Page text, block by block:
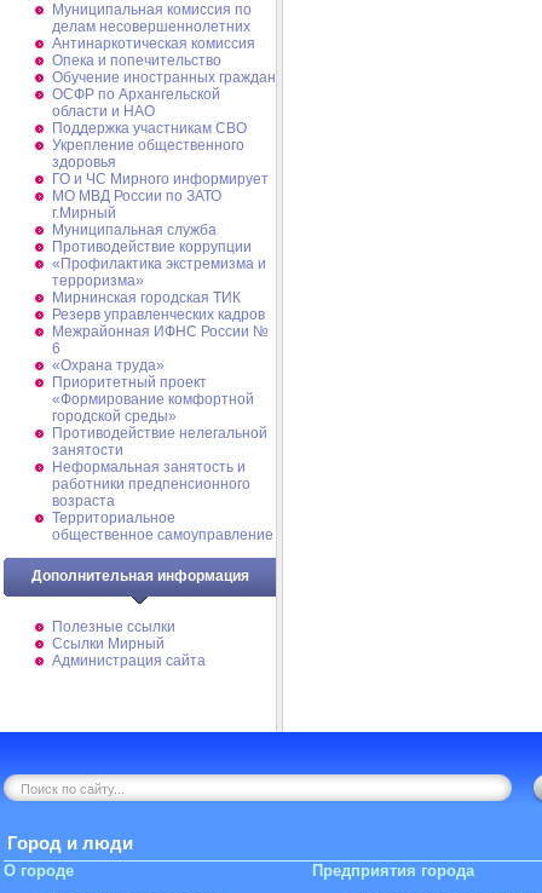
Муниципальная комиссия по
делам несовершеннолетних
Антинаркотическая комиссия
Опека и попечительство
Обучение иностранных граждан
ОСФР по Архангельской
области и НАО
Поддержка участникам СВО
Укрепление общественного
здоровья
ГО и ЧС Мирного информирует
МО МВД России по ЗАТО
г.Мирный
Муниципальная cлужба
Противодействие коррупции
«Профилактика экстремизма и
терроризма»
Мирнинская городская ТИК
Резерв управленческих кадров
Межрайонная ИФНС России №
6
«Охрана труда»
Приоритетный проект
«Формирование комфортной
городской среды»
Противодействие нелегальной
занятости
Неформальная занятость и
работники предпенсионного
возраста
Территориальное
общественное самоуправление
Дополнительная информация
Полезные ссылки
Ссылки Мирный
Администрация сайта
Город и люди
О городе Предприятия города